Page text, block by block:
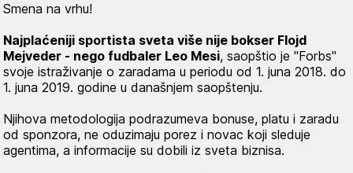
Smena na vrhu!
Najplaćeniji sportista sveta više nije bokser Flojd
Mejveder - nego fudbaler Leo Mesi, saopštio je "Forbs"
svoje istraživanje o zaradama u periodu od 1. juna 2018. do
1. juna 2019. godine u današnjem saopštenju.
Njihova metodologija podrazumeva bonuse, platu i zaradu
od sponzora, ne oduzimaju porez i novac koji sleduje
agentima, a informacije su dobili iz sveta biznisa.